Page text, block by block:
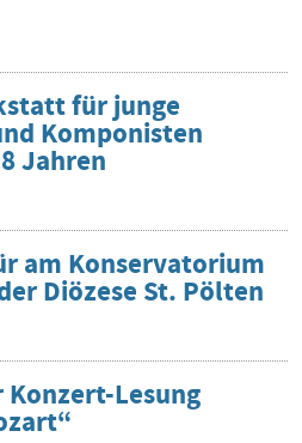
für junge
Komponisten
Jahren
am Konservatorium
Diözese St. Pölten
Lesung